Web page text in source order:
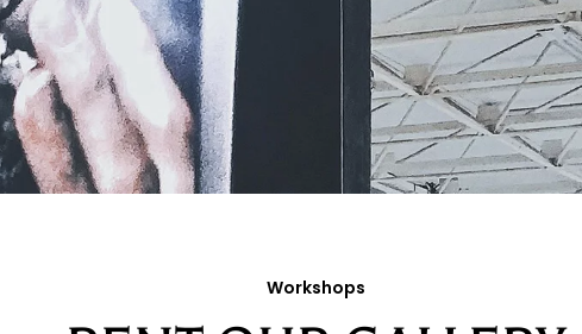
Workshops